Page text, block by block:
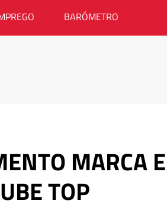
BARÓMETRO
MARCA
TOP